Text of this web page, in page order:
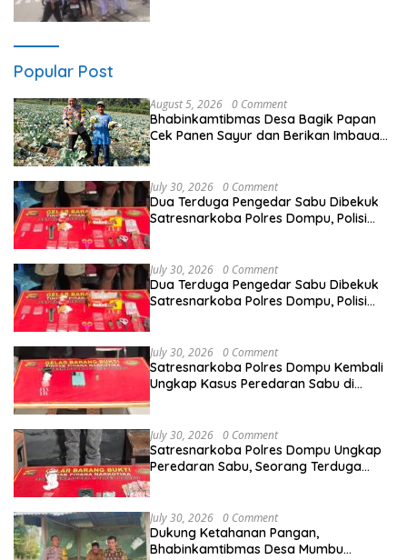
Popular Post
August 5, 2026 0 Comment
Bhabinkamtibmas Desa Bagik Papan
Cek Panen Sayur dan Berikan Imbauan
July 30, 2026 0 Comment
Dua Terduga Pengedar Sabu Dibekuk
Satresnarkoba Polres Dompu, Polisi
July 30, 2026 0 Comment
Dua Terduga Pengedar Sabu Dibekuk
Satresnarkoba Polres Dompu, Polisi
July 30, 2026 0 Comment
Satresnarkoba Polres Dompu Kembali
Ungkap Kasus Peredaran Sabu di
July 30, 2026 0 Comment
Satresnarkoba Polres Dompu Ungkap
Peredaran Sabu, Seorang Terduga
July 30, 2026 0 Comment
Dukung Ketahanan Pangan,
Bhabinkamtibmas Desa Mumbu